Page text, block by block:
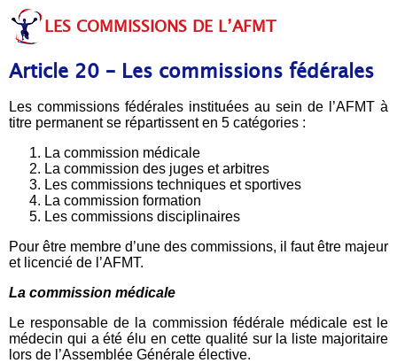
LES COMMISSIONS DE L’AFMT
Article 20 – Les commissions fédérales
Les commissions fédérales instituées au sein de l’AFMT à
titre permanent se répartissent en 5 catégories :
La commission médicale
La commission des juges et arbitres
Les commissions techniques et sportives
La commission formation
Les commissions disciplinaires
Pour être membre d’une des commissions, il faut être majeur
et licencié de l’AFMT.
La commission médicale
Le responsable de la commission fédérale médicale est le
médecin qui a été élu en cette qualité sur la liste majoritaire
lors de l’Assemblée Générale élective.